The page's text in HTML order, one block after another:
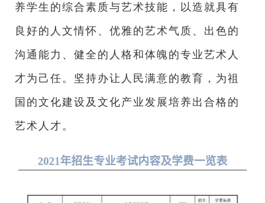
养学生的综合素质与艺术技能，以造就具有
良好的人文情怀、优雅的艺术气质、出色的
沟通能力、健全的人格和体魄的专业艺术人
才为己任。坚持办让人民满意的教育，为祖
国的文化建设及文化产业发展培养出合格的
艺术人才。